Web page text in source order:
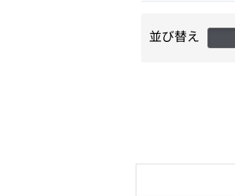
並び替え